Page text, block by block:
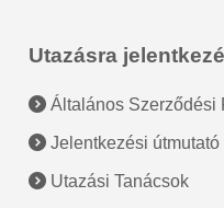
Utazásra
Általános Szerződési
Jelentkezési útmutató
Utazási Tanácsok